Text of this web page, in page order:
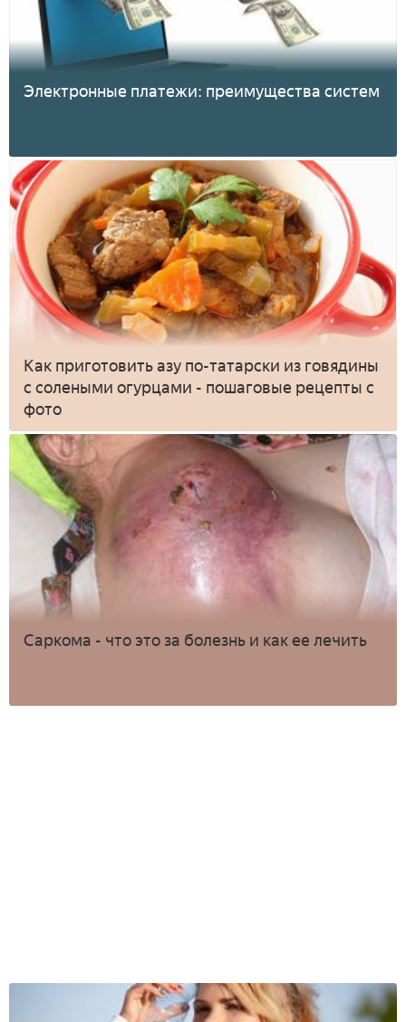
Электронные платежи: преимущества систем
Как приготовить азу по-татарски из говядины
с солеными огурцами - пошаговые рецепты с
фото
Саркома - что это за болезнь и как ее лечить